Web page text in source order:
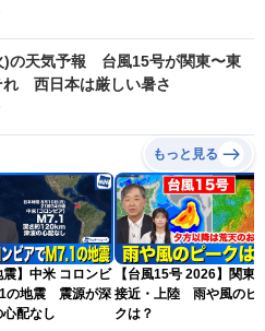
)の天気予報 台風15号が関東〜東
れ 西日本は厳しい暑さ
もっと見る
震】中米 コロンビ
の地震 震源が深
心配なし
【台風15号 2026】関東
接近・上陸 雨や風のピ
クは？